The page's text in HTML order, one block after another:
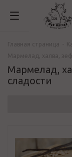
Мармелад,
сладости